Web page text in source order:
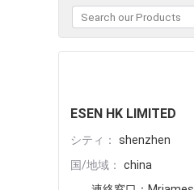
ESEN HK LIMITED
シティ：
shenzhen
国/地域：
china